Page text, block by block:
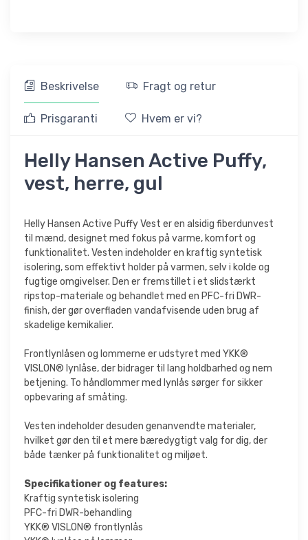
Beskrivelse Fragt og retur
Prisgaranti Hvem er vi?
Helly Hansen Active Puffy,
vest, herre, gul
Helly Hansen Active Puffy Vest er en alsidig fiberdunvest
til mænd, designet med fokus på varme, komfort og
funktionalitet. Vesten indeholder en kraftig syntetisk
isolering, som effektivt holder på varmen, selv i kolde og
fugtige omgivelser. Den er fremstillet i et slidstærkt
ripstop-materiale og behandlet med en PFC-fri DWR-
finish, der gør overfladen vandafvisende uden brug af
skadelige kemikalier.
Frontlynlåsen og lommerne er udstyret med YKK®
VISLON® lynlåse, der bidrager til lang holdbarhed og nem
betjening. To håndlommer med lynlås sørger for sikker
opbevaring af småting.
Vesten indeholder desuden genanvendte materialer,
hvilket gør den til et mere bæredygtigt valg for dig, der
både tænker på funktionalitet og miljøet.
Specifikationer og features:
Kraftig syntetisk isolering
PFC-fri DWR-behandling
YKK® VISLON® frontlynlås